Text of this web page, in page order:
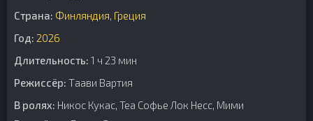
Страна: Финляндия, Греция
Год: 2026
Длительность: 1 ч 23 мин
Режиссёр: Таави Вартия
В ролях: Никос Кукас, Теа Софье Лок Несс, Мими